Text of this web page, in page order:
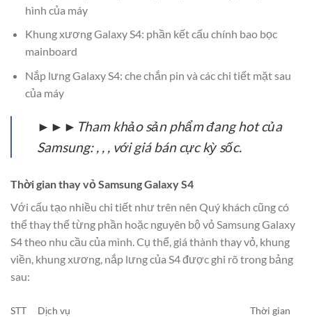
hình của máy
Khung xương Galaxy S4: phần kết cấu chính bao bọc
mainboard
Nắp lưng Galaxy S4: che chắn pin và các chi tiết mặt sau
của máy
►►►Tham khảo sản phẩm đang hot của
Samsung: , , , với giá bán cực kỳ sốc.
Thời gian thay vỏ Samsung Galaxy S4
Với cấu tạo nhiều chi tiết như trên nên Quý khách cũng có
thể thay thế từng phần hoặc nguyên bộ vỏ Samsung Galaxy
S4 theo nhu cầu của mình. Cụ thể, giá thành thay vỏ, khung
viền, khung xương, nắp lưng của S4 được ghi rõ trong bảng
sau:
STT Dịch vụ
Thời gian